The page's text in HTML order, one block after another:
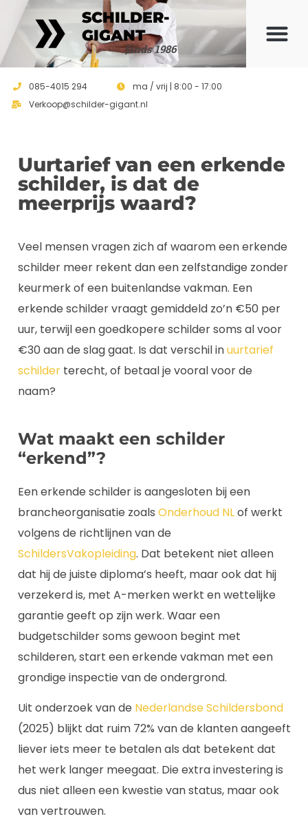
SCHILDER-
GIGANT
Sinds 1986
085-4015 294
ma / vrij | 8:00 - 17:00
Verkoop@schilder-gigant.nl
Uurtarief van een erkende
schilder, is dat de
meerprijs waard?
Veel mensen vragen zich af waarom een erkende
schilder meer rekent dan een zelfstandige zonder
keurmerk of een buitenlandse vakman. Een
erkende schilder vraagt gemiddeld zo’n €50 per
uur, terwijl een goedkopere schilder soms al voor
€30 aan de slag gaat. Is dat verschil inuurtarief
schilder terecht, of betaal je vooral voor de
naam?
Wat maakt een schilder
“erkend”?
Een erkende schilder is aangesloten bij een
brancheorganisatie zoals Onderhoud NLof werkt
volgens de richtlijnen van de
SchildersVakopleiding. Dat betekent niet alleen
dat hij de juiste diploma’s heeft, maar ook dat hij
verzekerd is, met A-merken werkt en wettelijke
garantie geeft op zijn werk. Waar een
budgetschilder soms gewoon begint met
schilderen, start een erkende vakman met een
grondige inspectie van de ondergrond.
Uit onderzoek van de Nederlandse Schildersbond
(2025) blijkt dat ruim 72% van de klanten aangeeft
liever iets meer te betalen als dat betekent dat
het werk langer meegaat. Die extra investering is
dus niet alleen een kwestie van status, maar ook
van vertrouwen.